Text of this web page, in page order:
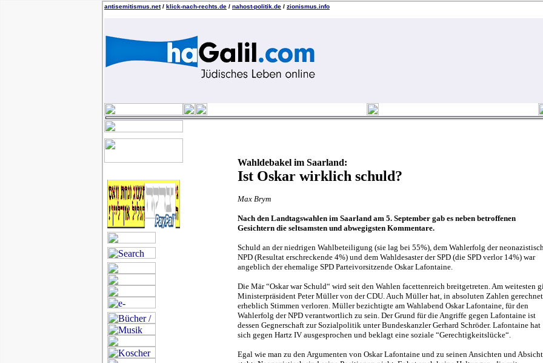
antisemitismus.net/ klick-nach-rechts.de / nahost-politik.de / zionismus.info
Wahldebakel im Saarland:
Ist Oskar wirklich schuld?
Max Brym
Nach den Landtagswahlen im Saarland am 5. September gab es neben betroffenen
Gesichtern die seltsamsten und abwegigsten Kommentare.
Schuld an der niedrigen Wahlbeteiligung (sie lag bei 55%), dem Wahlerfolg der
NPD (Resultat erschreckende 4%) und dem Wahldesaster der SPD (die SPD verlor 14%) war
angeblich der ehemalige SPD Parteivorsitzende Oskar Lafontaine.
Die Mär “Oskar war Schuld“ wird seit den Wahlen facettenreich breitgetreten. Am weitesten
Ministerpräsident Peter Müller von der CDU. Auch Müller hat, in absoluten Zahlen
erheblich Stimmen verloren. Müller bezichtigte am Wahlabend Oskar Lafontaine, für den
Wahlerfolg der NPD verantwortlich zu sein. Der Grund für die Angriffe gegen Lafontaine ist
dessen Gegnerschaft zur Sozialpolitik unter Bundeskanzler Gerhard Schröder. Lafontaine hat
sich gegen Hartz IV ausgesprochen und beklagt eine soziale “Gerechtigkeitslücke“.
Egal wie man zu den Argumenten von Oskar Lafontaine und zu seinen Ansichten und